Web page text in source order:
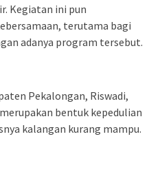
Kegiatan ini pun
terutama bagi
adanya program tersebut.
Pekalongan, Riswadi,
bentuk kepedulian
kalangan kurang mampu.